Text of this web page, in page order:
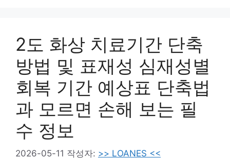
2도 화상 치료기간 단축
방법 및 표재성 심재성별
회복 기간 예상표 단축법
과 모르면 손해 보는 필
수 정보
2026-05-11 작성자: >> LOANES <<